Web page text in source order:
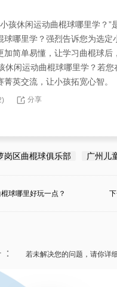
孩休闲运动曲棍球哪里学？
球哪里学？强烈告诉您为选
加简单易懂，让学习曲棍球
休闲运动曲棍球哪里学？若
菁英交流，让小孩拓宽心智。
) 分享
岗区曲棍球俱乐部 广州儿
球哪里好玩一点？
若未解决您的问题，请你详